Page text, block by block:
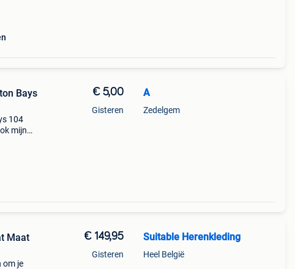
Bays
104
mijn
€ 5,00
Gisteren
A
Zedelgem
Maat
om je
€ 149,95
Gisteren
Suitable Herenkleding
Heel België